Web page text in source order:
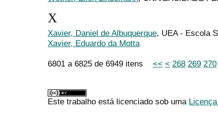
X
Xavier, Daniel de Albuquerque, UEA - Escola
Xavier, Eduardo da Motta
6801 a 6825 de 6949 itens << < 268 269 270
Este trabalho está licenciado sob uma